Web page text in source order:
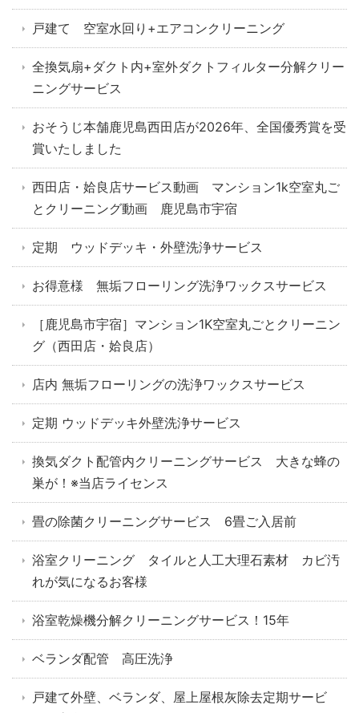
戸建て 空室水回り+エアコンクリーニング
全換気扇+ダクト内+室外ダクトフィルター分解クリー
ニングサービス
おそうじ本舗鹿児島西田店が2026年、全国優秀賞を受
賞いたしました
西田店・姶良店サービス動画 マンション1k空室丸ご
とクリーニング動画 鹿児島市宇宿
定期 ウッドデッキ・外壁洗浄サービス
お得意様 無垢フローリング洗浄ワックスサービス
［鹿児島市宇宿］マンション1K空室丸ごとクリーニン
グ（西田店・姶良店）
店内 無垢フローリングの洗浄ワックスサービス
定期 ウッドデッキ外壁洗浄サービス
換気ダクト配管内クリーニングサービス 大きな蜂の
巣が！※当店ライセンス
畳の除菌クリーニングサービス 6畳ご入居前
浴室クリーニング タイルと人工大理石素材 カビ汚
れが気になるお客様
浴室乾燥機分解クリーニングサービス！15年
ベランダ配管 高圧洗浄
戸建て外壁、ベランダ、屋上屋根灰除去定期サービ